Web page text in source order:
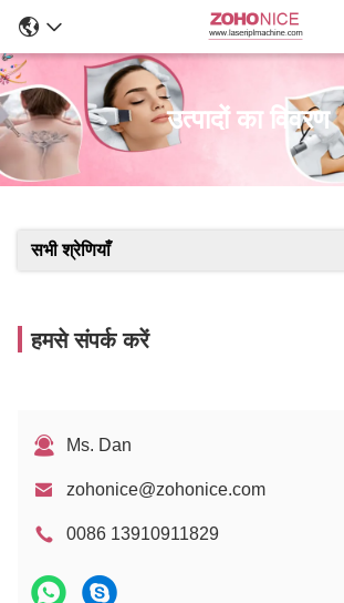
उत्पादों का विवरण
सभी श्रेणियाँ
हमसे संपर्क करें
Ms. Dan
zohonice@zohonice.com
0086 13910911829